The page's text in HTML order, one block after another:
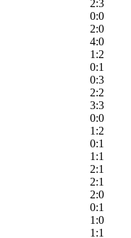
2:3
0:0
2:0
4:0
1:2
0:1
0:3
2:2
3:3
0:0
1:2
0:1
1:1
2:1
2:1
2:0
0:1
1:0
1:1